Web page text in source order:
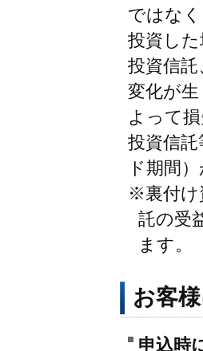
ではな
投資し
投資信
変化が
よって
投資信
ド期間
※裏付け
託の受
ます。
お客
申込時